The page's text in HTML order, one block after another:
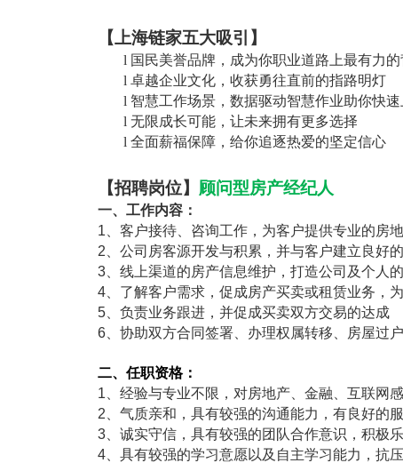
【上海链家五大吸引】
l 国民美誉品牌，成为你职业道路上最有力的
l 卓越企业文化，收获勇往直前的指路明灯
l 智慧工作场景，数据驱动智慧作业助你快
l 无限成长可能，让未来拥有更多选择
l 全面薪福保障，给你追逐热爱的坚定信心
【招聘岗位】 顾问型房产经纪人
一、工作内容：
1 、客户接待、咨询工作，为客户提供专业的房
2 、公司房客源开发与积累，并与客户建立良好
3 、线上渠道的房产信息维护，打造公司及个人
4 、了解客户需求，促成房产买卖或租赁业务，
5 、负责业务跟进，并促成买卖双方交易的达成
6 、协助双方合同签署、办理权属转移、房屋过
二、任职资格：
1 、经验与专业不限，对房地产、金融、互联网
2 、气质亲和，具有较强的沟通能力，有良好的
3 、诚实守信，具有较强的团队合作意识，积极
4 、具有较强的学习意愿以及自主学习能力，抗